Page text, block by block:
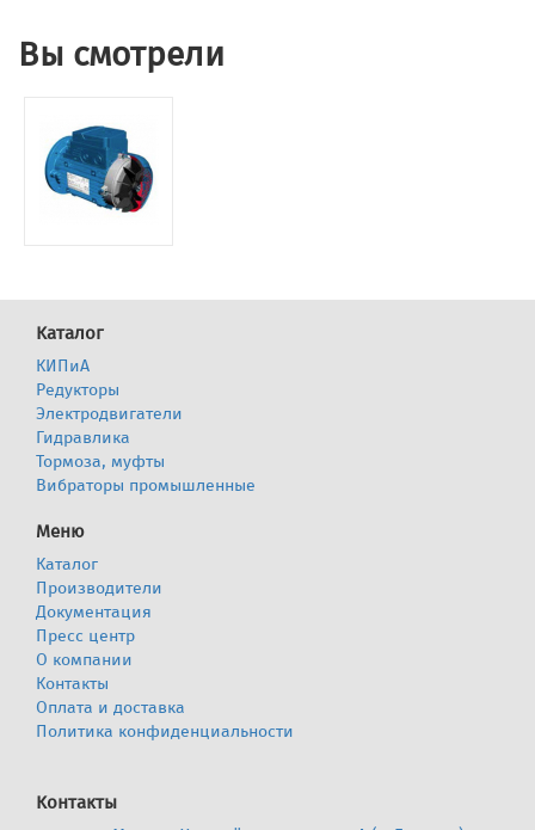
Вы смотрели
Каталог
КИПиА
Редукторы
Электродвигатели
Гидравлика
Тормоза, муфты
Вибраторы промышленные
Меню
Каталог
Производители
Документация
Пресс центр
О компании
Контакты
Оплата и доставка
Политика конфиденциальности
Контакты